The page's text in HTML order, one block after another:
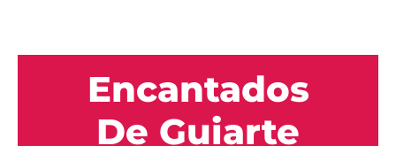
Encantados
De Guiarte